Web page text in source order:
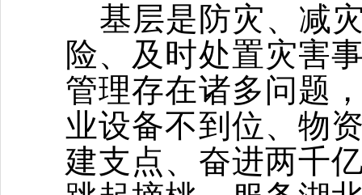
基层是防灾、减
险、及时处置灾害
管理存在诸多问题
业设备不到位、物
建支点、奋进两千